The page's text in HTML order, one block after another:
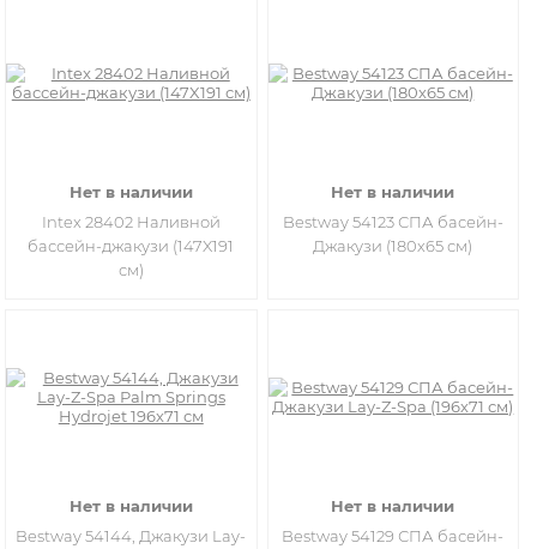
Нет в наличии
Intex 28402 Наливной
бассейн-джакузи (147X191
см)
Нет в наличии
Bestway 54123 СПА басейн-
Джакузи (180х65 см)
Нет в наличии
Bestway 54144, Джакузи Lay-
Нет в наличии
Bestway 54129 СПА басейн-